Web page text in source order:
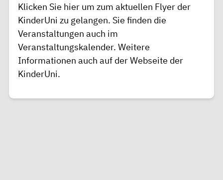
Klicken Sie hier um zum aktuellen Flyer der
KinderUni zu gelangen. Sie finden die
Veranstaltungen auch im
Veranstaltungskalender. Weitere
Informationen auch auf derWebseite der
KinderUni.